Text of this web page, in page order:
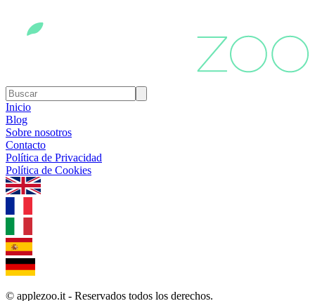
Inicio
Blog
Sobre nosotros
Contacto
Política de Privacidad
Política de Cookies
© applezoo.it - Reservados todos los derechos.